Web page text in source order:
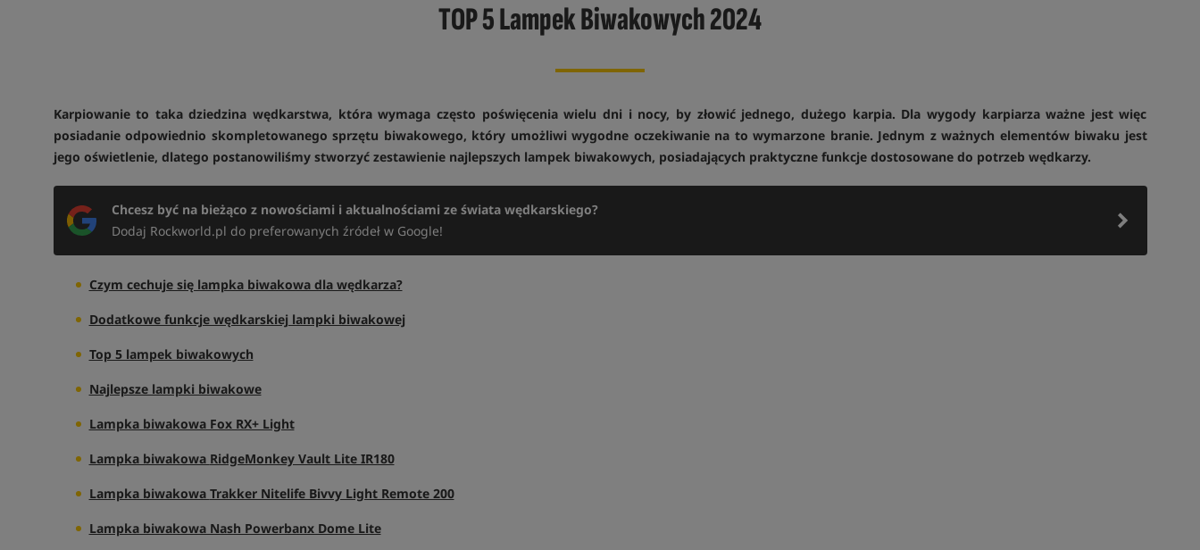
TOP 5 Lampek Biwakowych 2024
Karpiowanie to taka dziedzina wędkarstwa, która wymaga często poświęcenia wielu dni i nocy, by złowić jednego, dużego karpia. Dla wygody karpiarza ważne jest więc
posiadanie odpowiednio skompletowanego sprzętu biwakowego, który umożliwi wygodne oczekiwanie na to wymarzone branie. Jednym z ważnych elementów biwaku jest
jego oświetlenie, dlatego postanowiliśmy stworzyć zestawienie najlepszych lampek biwakowych, posiadających praktyczne funkcje dostosowane do potrzeb wędkarzy.
Chcesz być na bieżąco z nowościami i aktualnościami ze świata wędkarskiego?
Dodaj Rockworld.pl do preferowanych źródeł w Google!
Czym cechuje się lampka biwakowa dla wędkarza?
Dodatkowe funkcje wędkarskiej lampki biwakowej
Top 5 lampek biwakowych
Najlepsze lampki biwakowe
Lampka biwakowa Fox RX+ Light
Lampka biwakowa RidgeMonkey Vault Lite IR180
Lampka biwakowa Trakker Nitelife Bivvy Light Remote 200
Lampka biwakowa Nash Powerbanx Dome Lite